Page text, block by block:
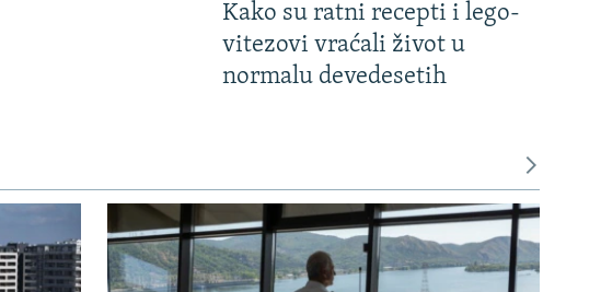
Kako su ratni recepti i lego-
vitezovi vraćali život u
normalu devedesetih